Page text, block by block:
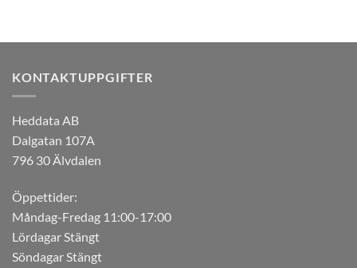
KONTAKTUPPGIFTER
Heddata AB
Dalgatan 107A
796 30 Älvdalen
Öppettider:
Måndag-Fredag 11:00-17:00
Lördagar Stängt
Söndagar Stängt